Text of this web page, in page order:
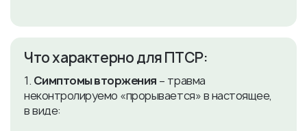
Что характерно для ПТСР:
1. Симптомы вторжения – травма
неконтролируемо «прорывается» в настоящее,
в виде: